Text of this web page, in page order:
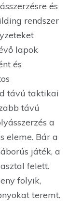
és
rendszer
lapok
és
távú taktikai
távú
a
eleme. Bár a
játék, a
felett.
folyik,
teremt.